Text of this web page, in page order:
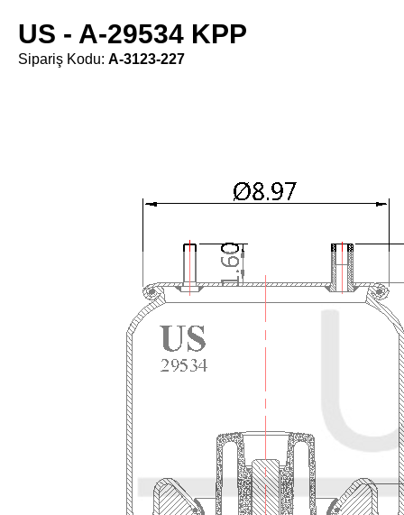
US - A-29534 KPP
Sipariş Kodu: A-3123-227